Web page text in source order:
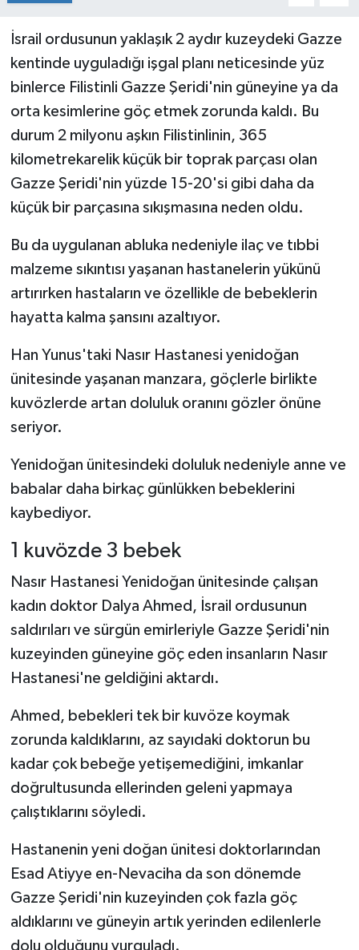
İsrail ordusunun yaklaşık 2 aydır kuzeydeki Gazze
kentinde uyguladığı işgal planı neticesinde yüz
binlerce Filistinli Gazze Şeridi'nin güneyine ya da
orta kesimlerine göç etmek zorunda kaldı. Bu
durum 2 milyonu aşkın Filistinlinin, 365
kilometrekarelik küçük bir toprak parçası olan
Gazze Şeridi'nin yüzde 15-20'si gibi daha da
küçük bir parçasına sıkışmasına neden oldu.
Bu da uygulanan abluka nedeniyle ilaç ve tıbbi
malzeme sıkıntısı yaşanan hastanelerin yükünü
artırırken hastaların ve özellikle de bebeklerin
hayatta kalma şansını azaltıyor.
Han Yunus'taki Nasır Hastanesi yenidoğan
ünitesinde yaşanan manzara, göçlerle birlikte
kuvözlerde artan doluluk oranını gözler önüne
seriyor.
Yenidoğan ünitesindeki doluluk nedeniyle anne ve
babalar daha birkaç günlükken bebeklerini
kaybediyor.
1 kuvözde 3 bebek
Nasır Hastanesi Yenidoğan ünitesinde çalışan
kadın doktor Dalya Ahmed, İsrail ordusunun
saldırıları ve sürgün emirleriyle Gazze Şeridi'nin
kuzeyinden güneyine göç eden insanların Nasır
Hastanesi'ne geldiğini aktardı.
Ahmed, bebekleri tek bir kuvöze koymak
zorunda kaldıklarını, az sayıdaki doktorun bu
kadar çok bebeğe yetişemediğini, imkanlar
doğrultusunda ellerinden geleni yapmaya
çalıştıklarını söyledi.
Hastanenin yeni doğan ünitesi doktorlarından
Esad Atiyye en-Nevaciha da son dönemde
Gazze Şeridi'nin kuzeyinden çok fazla göç
aldıklarını ve güneyin artık yerinden edilenlerle
dolu olduğunu vurguladı.